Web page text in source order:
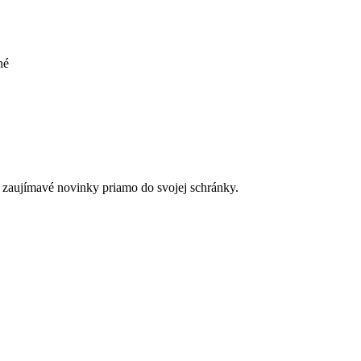
novinky priamo do svojej schránky.